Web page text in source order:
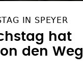
IN SPEYER
hat
den Weg